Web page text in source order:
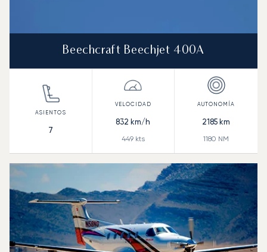
Beechcraft Beechjet 400A
7
832 km/h
449kts
2185 km
1180 NM